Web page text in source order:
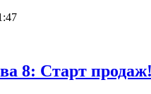
8: Старт продаж!